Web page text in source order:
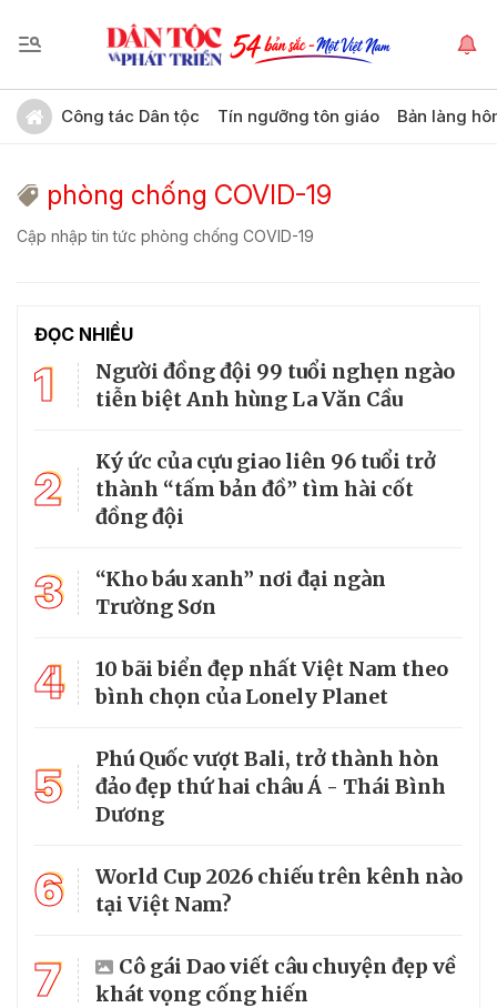
Công tác Dân tộc Tín ngưỡng tôn giáo Bản làng
phòng chống COVID-19
Cập nhập tin tức phòng chống COVID-19
ĐỌC NHIỀU
1
Người đồng đội 99 tuổi nghẹn ngào
tiễn biệt Anh hùng La Văn Cầu
2
Ký ức của cựu giao liên 96 tuổi trở
thành “tấm bản đồ” tìm hài cốt
đồng đội
3
“Kho báu xanh” nơi đại ngàn
Trường Sơn
4
10 bãi biển đẹp nhất Việt Nam theo
bình chọn của Lonely Planet
5
Phú Quốc vượt Bali, trở thành hòn
đảo đẹp thứ hai châu Á - Thái Bình
Dương
6
World Cup 2026 chiếu trên kênh nào
tại Việt Nam?
7
Cô gái Dao viết câu chuyện đẹp về
khát vọng cống hiến